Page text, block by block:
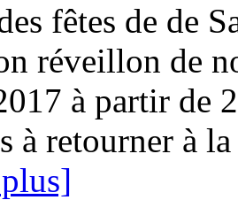
fêtes de de
réveillon de
à partir de
à retourner à